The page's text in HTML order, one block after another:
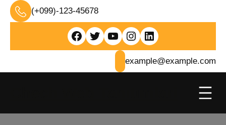
İçeriğe
geç
(+099)-123-45678
Facebook Twitter YouTube Instagram LinkedIn
example@example.com